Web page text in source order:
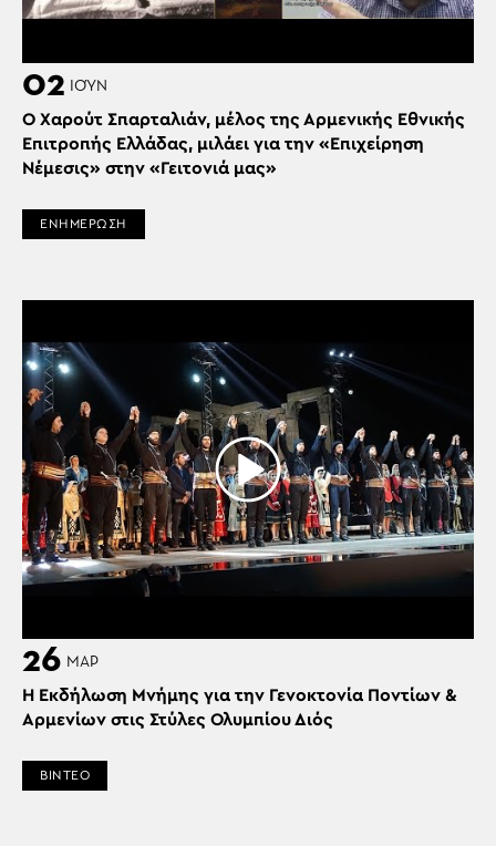
02 ΙΟΎΝ
Ο Χαρούτ Σπαρταλιάν, μέλος της Αρμενικής Εθνικής
Επιτροπής Ελλάδας, μιλάει για την «Επιχείρηση
Νέμεσις» στην «Γειτονιά μας»
ΕΝΗΜΕΡΩΣΗ
26 ΜΑΡ
Η Εκδήλωση Μνήμης για την Γενοκτονία Ποντίων &
Αρμενίων στις Στύλες Ολυμπίου Διός
ΒΙΝΤΕΟ